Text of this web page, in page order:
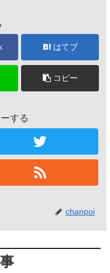
はてブ
コピー
する
chanpoi